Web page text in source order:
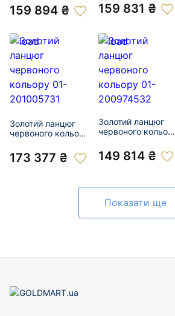
159 894 ₴ 159 831 ₴
Золотий ланцюг
червоного кольору
173 377 ₴
Золотий ланцюг
червоного кольору
149 814 ₴
Показати ще